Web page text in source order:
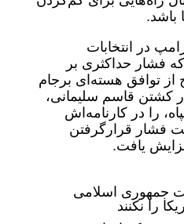
باشد.
در انتخابات
فشار حداکثری بر
توافق هسته‌ای برجام
کشتن قاسم سلیمانی،
را در کارنامه‌اش
فشار قرارگرفتن
یافت.
جمهوری اسلامی
را نکنند